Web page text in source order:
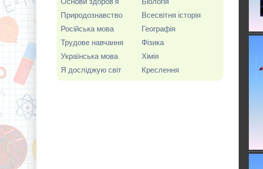
Природознавство
Російська мова
Трудове навчання
Українська мова
Я досліджую світ
Всесвітня історія
Географія
Фізика
Хімія
Креслення